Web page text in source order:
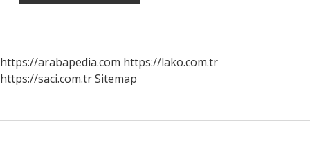
https://arabapedia.com https://lako.com.tr
https://saci.com.trSitemap